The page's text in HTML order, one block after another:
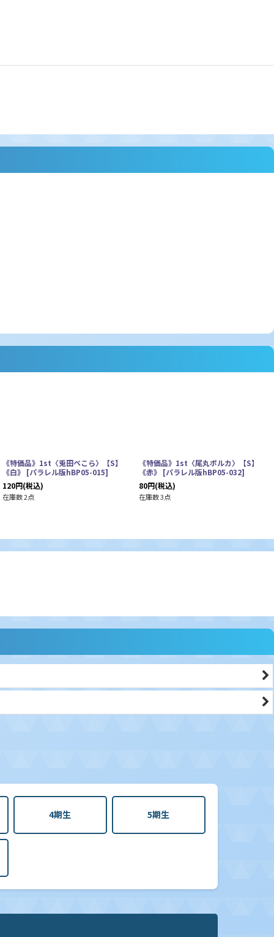
《特価品》1st〈兎田ぺこら〉【S】
《白》 [パラレル版hBP05-015]
120円(税込)
在庫数 2点
《特価品》1st〈尾丸ポルカ〉【S】
《赤》 [パラレル版hBP05-032]
80円(税込)
在庫数 3点
4期生 5期生